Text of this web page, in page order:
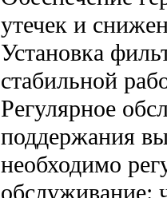
утечек и
Установка
стабильной
Регулярное
поддержания
необходимо
обслуживание: